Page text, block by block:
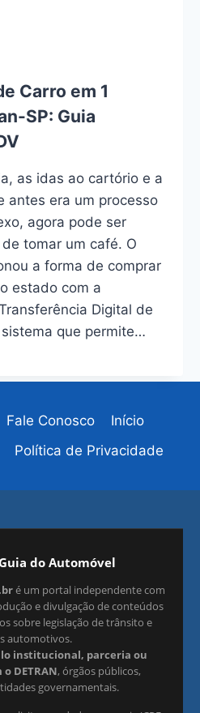
Carro em 1
SP: Guia
as idas ao cartório e a
antes era um processo
agora pode ser
tomar um café. O
a forma de comprar
estado com a
Digital de
que permite…
Fale Conosco
Início
Política de Privacidade
do Automóvel
é um portal independente com
e divulgação de conteúdos
sobre legislação de trânsito e
automotivos.
institucional, parceria ou
DETRAN, órgãos públicos,
governamentais.